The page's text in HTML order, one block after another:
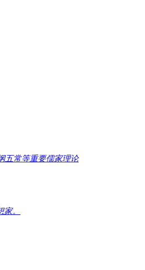
五常等重要儒家理论
。